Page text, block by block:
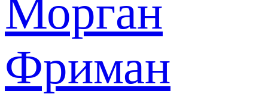
Морган
Фриман